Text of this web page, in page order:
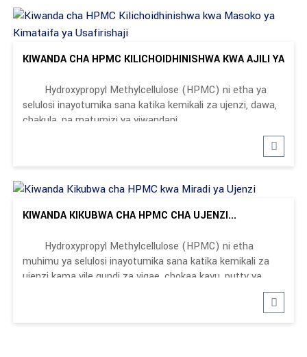
KIWANDA CHA HPMC KILICHOIDHINISHWA KWA AJILI YA
Hydroxypropyl Methylcellulose (HPMC) ni etha ya
selulosi inayotumika sana katika kemikali za ujenzi, dawa,
chakula, na matumizi ya viwandani.
KIWANDA KIKUBWA CHA HPMC CHA UJENZI...
Hydroxypropyl Methylcellulose (HPMC) ni etha
muhimu ya selulosi inayotumika sana katika kemikali za
ujenzi kama vile gundi za vigae, chokaa kavu, putty ya